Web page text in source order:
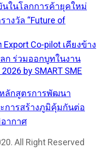
นในโลกการค้ายุคใหม่
งวัล “Future of
Co-pilot เคียงข้าง
ก ร่วมออกบูทในงาน
by SMART SME
หลักสูตรการพัฒนา
การสร้างภูมิคุ้มกันต่อ
ากาศ
All Right Reserved